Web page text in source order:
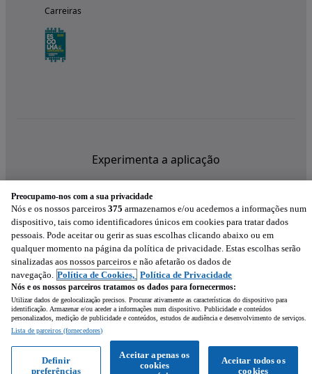
Carreiras
Experimenta a aplicação
Preocupamo-nos com a sua privacidade
Nós e os nossos parceiros 375 armazenamos e/ou acedemos a informações num
dispositivo, tais como identificadores únicos em cookies para tratar dados
pessoais. Pode aceitar ou gerir as suas escolhas clicando abaixo ou em
qualquer momento na página da política de privacidade. Estas escolhas serão
sinalizadas aos nossos parceiros e não afetarão os dados de
navegação. Política de Cookies, Política de Privacidade
Nós e os nossos parceiros tratamos os dados para fornecermos:
Utilizar dados de geolocalização precisos. Procurar ativamente as características do dispositivo para
identificação. Armazenar e/ou aceder a informações num dispositivo. Publicidade e conteúdos
personalizados, medição de publicidade e conteúdos, estudos de audiência e desenvolvimento de serviços.
Lista de parceiros (fornecedores)
Aceitar todos os
cookies
Aceitar apenas os
cookies
Definir
preferências